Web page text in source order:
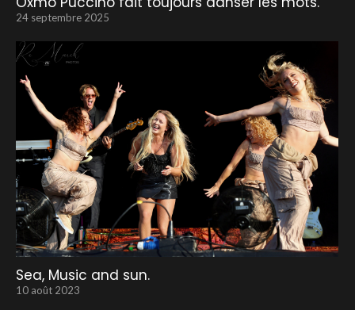
24 septembre 2025
Sea, Music and sun.
10 août 2023